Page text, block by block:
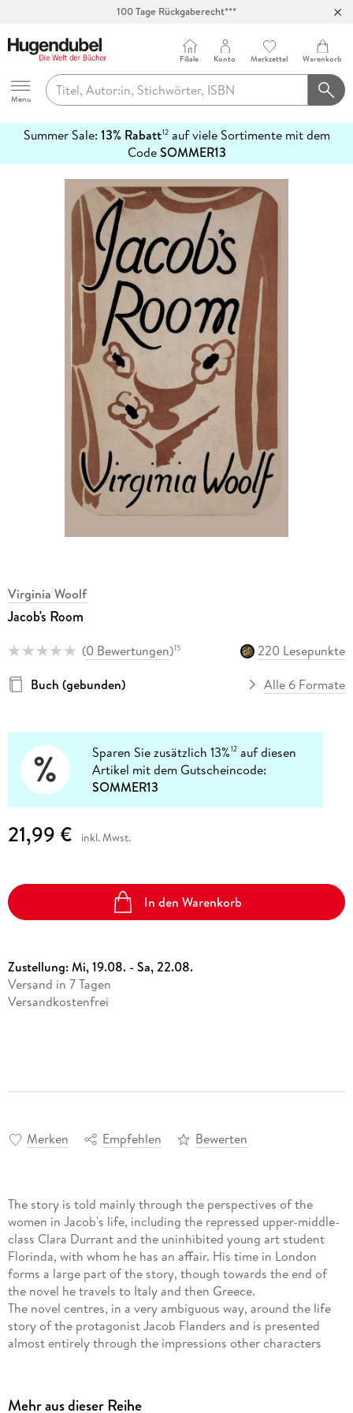
Hugendubel
Menu
Filiale Konto Merkzettel Warenkorb
Summer Sale: 13% Rabatt12auf viele Sortimente mit dem
CodeSOMMER13
erfahren
Virginia Woolf
Jacob's Room
(0 Bewertungen)15
220 Lesepunkte
Buch (gebunden)
Alle 6 Formate
Sparen Sie zusätzlich 13%12 auf diesen
Artikel mit dem Gutscheincode:
SOMMER13
21,99 € inkl. Mwst.
In den Warenkorb
Zustellung:Mi, 19.08. - Sa, 22.08.
Versand in 7 Tagen
Versandkostenfrei
Merken Empfehlen Bewerten
The story is told mainly through the perspectives of the
women in Jacob's life, including the repressed upper-middle-
class Clara Durrant and the uninhibited young art student
Florinda, with whom he has an affair. His time in London
forms a large part of the story, though towards the end of
the novel he travels to Italy and then Greece.
The novel centres, in a very ambiguous way, around the life
story of the protagonist Jacob Flanders and is presented
almost entirely through the impressions other characters
Mehr aus dieser Reihe